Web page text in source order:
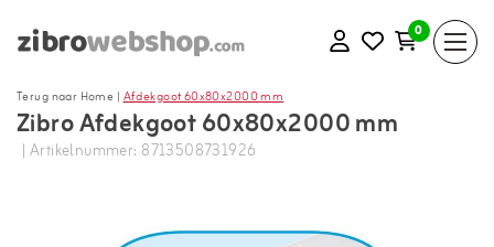
0
Terug naar Home |Afdekgoot 60x80x2000 mm
Zibro Afdekgoot 60x80x2000 mm
| Artikelnummer: 8713508731926